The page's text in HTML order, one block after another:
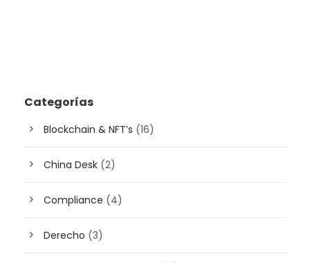
Categorías
Blockchain & NFT’s (16)
China Desk (2)
Compliance (4)
Derecho (3)